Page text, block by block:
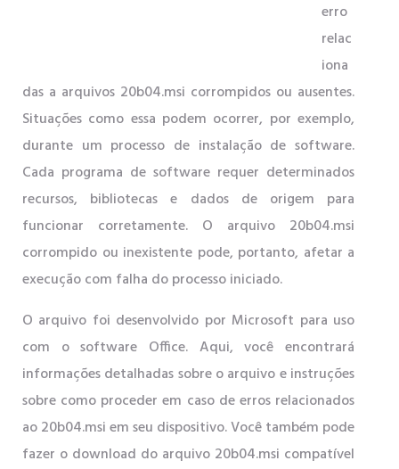
erro
relac
iona
das a arquivos 20b04.msi corrompidos ou ausentes.
Situações como essa podem ocorrer, por exemplo,
durante um processo de instalação de software.
Cada programa de software requer determinados
recursos, bibliotecas e dados de origem para
funcionar corretamente. O arquivo 20b04.msi
corrompido ou inexistente pode, portanto, afetar a
execução com falha do processo iniciado.
O arquivo foi desenvolvido por Microsoft para uso
com o software Office. Aqui, você encontrará
informações detalhadas sobre o arquivo e instruções
sobre como proceder em caso de erros relacionados
ao 20b04.msi em seu dispositivo. Você também pode
fazer o download do arquivo 20b04.msi compatível